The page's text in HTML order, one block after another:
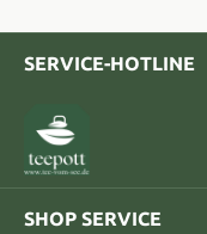
SERVICE-HOTLINE
SHOP SERVICE